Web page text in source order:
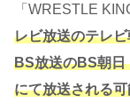
「WRESTLE
レビ放送のテレ
BS放送のBS朝日
にて放送される